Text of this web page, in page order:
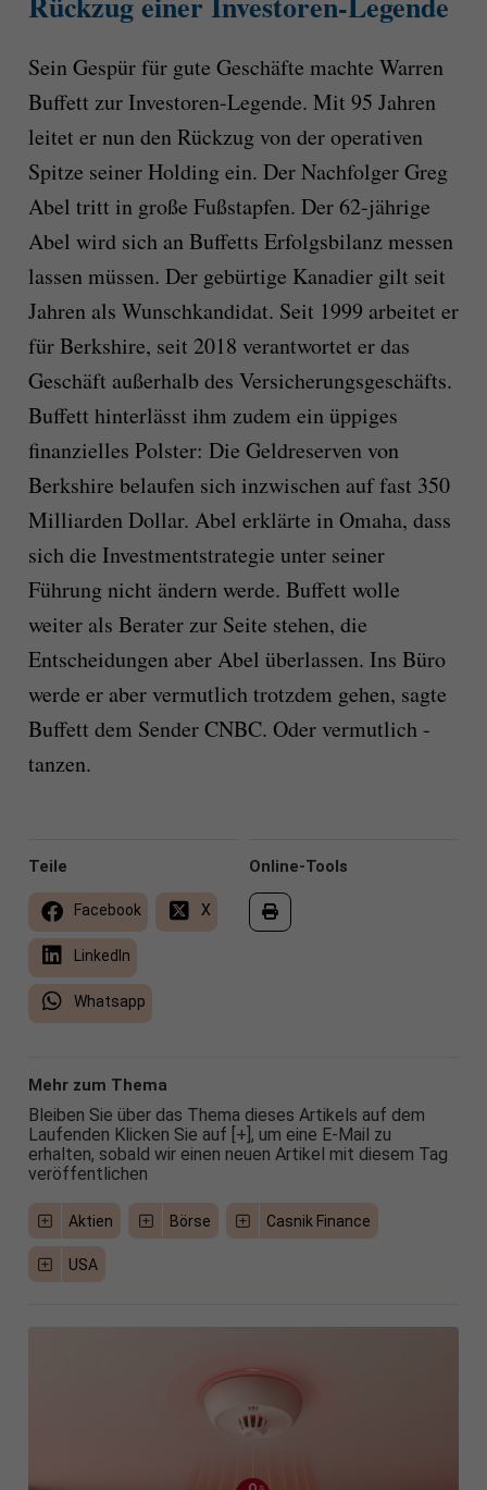
Sein Gespür für gute Geschäfte machte Warren
Buffett zur Investoren-Legende. Mit 95 Jahren
leitet er nun den Rückzug von der operativen
Spitze seiner Holding ein. Der Nachfolger Greg
Abel tritt in große Fußstapfen. Der 62-jährige
Abel wird sich an Buffetts Erfolgsbilanz messen
lassen müssen. Der gebürtige Kanadier gilt seit
Jahren als Wunschkandidat. Seit 1999 arbeitet er
für Berkshire, seit 2018 verantwortet er das
Geschäft außerhalb des Versicherungsgeschäfts.
Buffett hinterlässt ihm zudem ein üppiges
finanzielles Polster: Die Geldreserven von
Berkshire belaufen sich inzwischen auf fast 350
Milliarden Dollar. Abel erklärte in Omaha, dass
sich die Investmentstrategie unter seiner
Führung nicht ändern werde. Buffett wolle
weiter als Berater zur Seite stehen, die
Entscheidungen aber Abel überlassen. Ins Büro
werde er aber vermutlich trotzdem gehen, sagte
Buffett dem Sender CNBC. Oder vermutlich -
tanzen.
Online-Tools
Teile
Facebook X
LinkedIn
Whatsapp
Mehr zum Thema
Bleiben Sie über das Thema dieses Artikels auf dem
Laufenden Klicken Sie auf [+], um eine E-Mail zu
erhalten, sobald wir einen neuen Artikel mit diesem Tag
veröffentlichen
Aktien Börse Casnik Finance
USA